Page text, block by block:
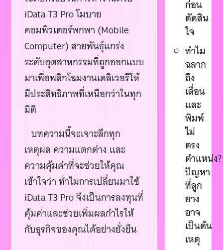
iData T3 Pro โมบาย
คอมพิวเตอร์พกพา (Mobile
Computer) สายพันธุ์แกร่ง
ระดับอุตสาหกรรมที่ถูกออกแบบ
มาเพื่อพลิกโฉมงานเดลิเวอรีให้
มีประสิทธิภาพที่เหนือกว่าในทุก
มิติ
บทความนี้จะเจาะลึกทุก
เหตุผล ความแตกต่าง และ
ความคุ้มค่าที่จะช่วยให้คุณ
เข้าใจว่า ทำไมการเปลี่ยนมาใช้
iData T3 Pro จึงเป็นการลงทุนที่
คุ้มค่าและช่วยเพิ่มผลกำไรให้
กับธุรกิจของคุณได้อย่างยั่งยืน
ก่อน
ตัดสิน
ใจ
ทำไม
ฉลาก
ถึง
เลื่อน
และ
พิมพ์
ไม่
ตรง
ตำแหน่ง?
ปัญหา
ที่ลูก
ยาง
อาจ
เป็นต้น
เหตุ